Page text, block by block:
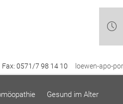
Fax: 0571/7 98 14 10 loewen-apo-
Gesund im Alter